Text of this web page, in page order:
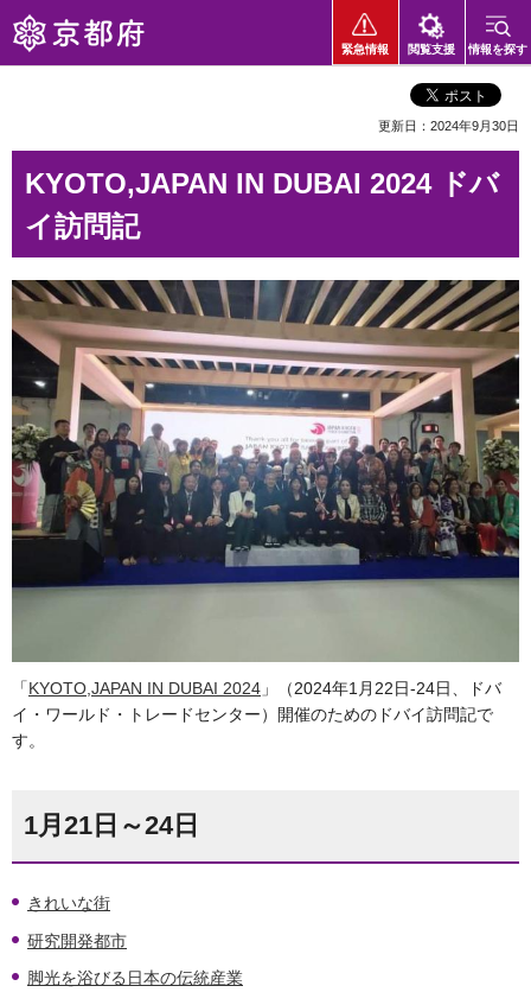
京都府
緊急情報 閲覧支援 情報を探す
更新日：2024年9月30日
KYOTO,JAPAN IN DUBAI 2024 ドバ
イ訪問記
「KYOTO,JAPAN IN DUBAI 2024 」（2024年1月22日-24日、ドバ
イ・ワールド・トレードセンター）開催のためのドバイ訪問記で
す。
1月21日～24日
きれいな街
研究開発都市
脚光を浴びる日本の伝統産業